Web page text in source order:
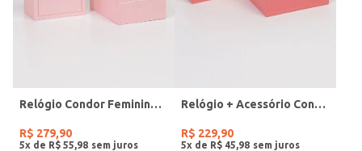
Relógio Condor Feminino DOURADO
R$ 279,90
5x de R$ 55 98
Relógio + Acessório Condor Feminino PRATA
R$ 229,90
5x de R$ 45 98